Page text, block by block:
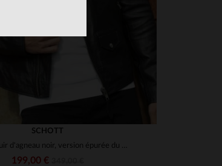
SCHOTT
Blouson cuir d'agneau noir, version épurée du perfecto Schott.
199,00 €